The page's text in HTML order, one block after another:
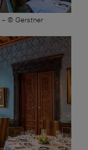
– © Gerstner